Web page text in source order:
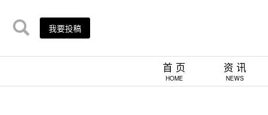
我要投稿
首 页
HOME
资 讯
NEWS